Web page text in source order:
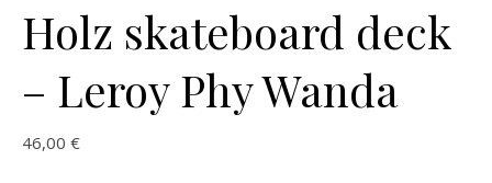
Holz skateboard deck
– Leroy Phy Wanda
46,00 €